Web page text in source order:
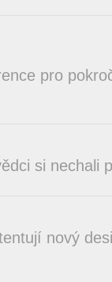
pro
si nechali
nový